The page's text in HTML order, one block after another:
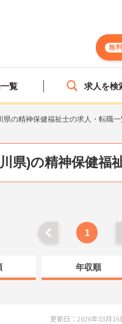
無
覧 求人を検
県の精神保健福祉士の求人・転職
県)の精神保健福
1
年収順
更新日：2026年03月16